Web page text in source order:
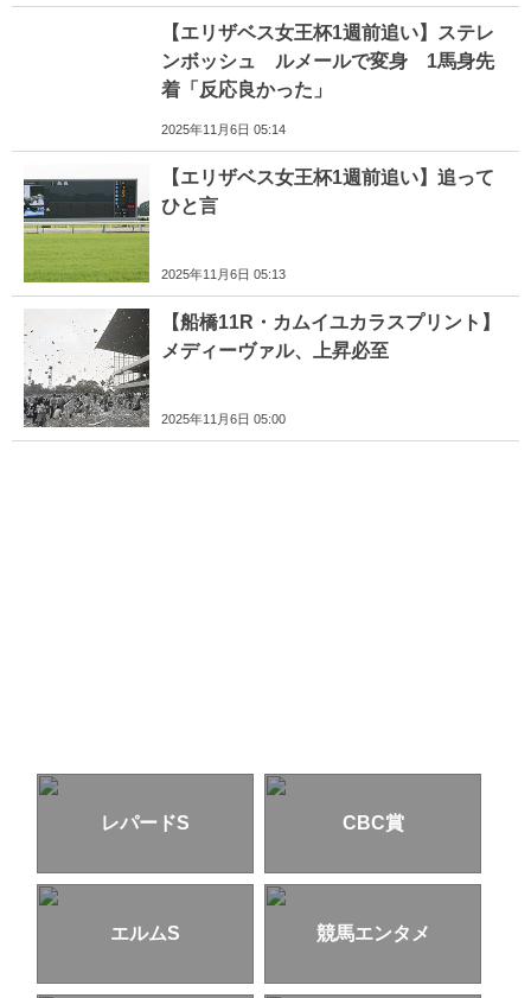
【エリザベス女王杯1週前追い】ステレ
ンボッシュ ルメールで変身 1馬身先
着「反応良かった」
2025年11月6日 05:14
【エリザベス女王杯1週前追い】追って
ひと言
2025年11月6日 05:13
【船橋11R・カムイユカラスプリント】
メディーヴァル、上昇必至
2025年11月6日 05:00
レパードS CBC賞
エルムS 競馬エンタメ